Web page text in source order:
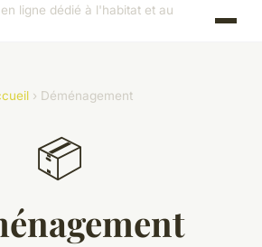
ligne dédié à l'habitat et au
› Déménagement
📦